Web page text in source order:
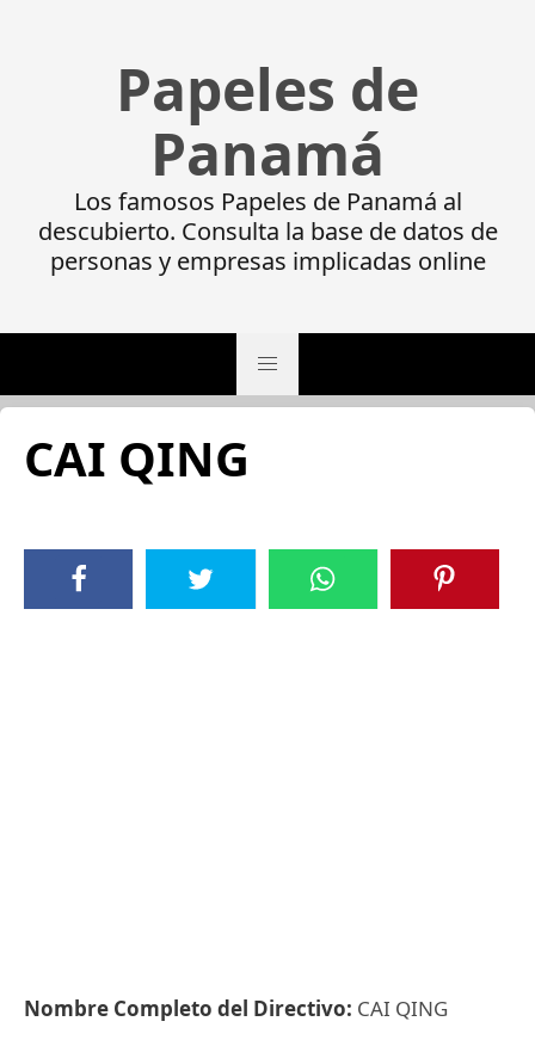
Papeles de
Panamá
Los famosos Papeles de Panamá al
descubierto. Consulta la base de datos de
personas y empresas implicadas online
CAI QING
Nombre Completo del Directivo: CAI QING